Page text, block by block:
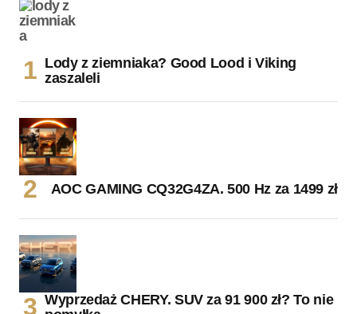
Lody z ziemniaka? Good Lood i Viking
zaszaleli
AOC GAMING CQ32G4ZA. 500 Hz za 1499 zł
Wyprzedaż CHERY. SUV za 91 900 zł? To nie